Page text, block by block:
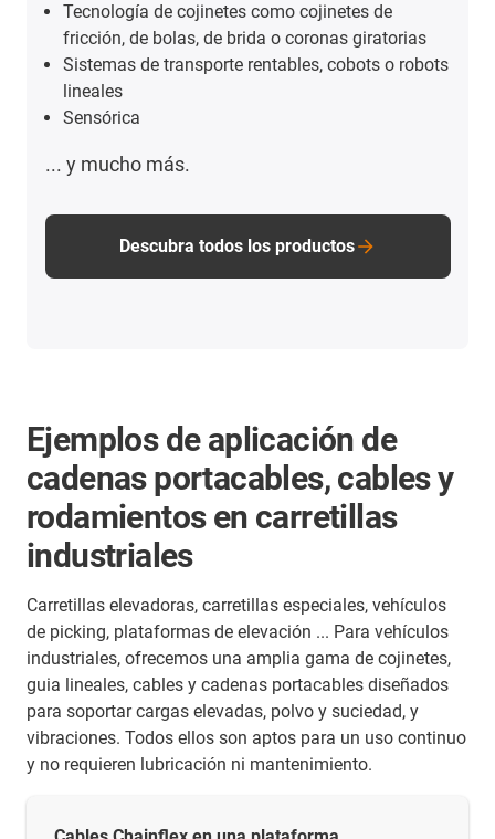
Tecnología de cojinetes como cojinetes de
fricción, de bolas, de brida o coronas giratorias
Sistemas de transporte rentables, cobots o robots
lineales
Sensórica
... y mucho más.
Descubra todos los productos
Ejemplos de aplicación de
cadenas portacables, cables y
rodamientos en carretillas
industriales
Carretillas elevadoras, carretillas especiales, vehículos
de picking, plataformas de elevación ... Para vehículos
industriales, ofrecemos una amplia gama de cojinetes,
guia lineales, cables y cadenas portacables diseñados
para soportar cargas elevadas, polvo y suciedad, y
vibraciones. Todos ellos son aptos para un uso continuo
y no requieren lubricación ni mantenimiento.